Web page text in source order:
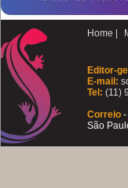
Home |
Editor-
E-mail:
Tel: (11)
Correio -
São